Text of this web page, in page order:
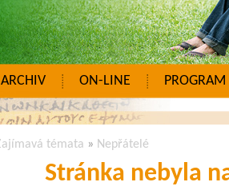
ARCHIV ON-LINE PROGRAM
témata » Nepřátelé
Stránka nebyla